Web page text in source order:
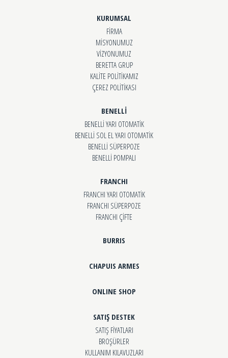
KURUMSAL
FİRMA
MİSYONUMUZ
VİZYONUMUZ
BERETTA GRUP
KALİTE POLİTİKAMIZ
ÇEREZ POLİTİKASI
BENELLİ
BENELLİ YARI OTOMATİK
BENELLİ SOL EL YARI OTOMATİK
BENELLİ SÜPERPOZE
BENELLİ POMPALI
FRANCHI
FRANCHI YARI OTOMATİK
FRANCHI SÜPERPOZE
FRANCHI ÇİFTE
BURRIS
CHAPUIS ARMES
ONLINE SHOP
SATIŞ DESTEK
SATIŞ FİYATLARI
BROŞÜRLER
KULLANIM KILAVUZLARI